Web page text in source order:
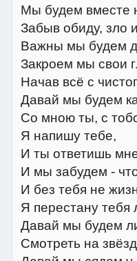
Мы будем вместе
Забыв обиду, зло и
Важны мы будем
Закроем мы свои
Начав всё с
Давай мы будем
Со мною ты, с
Я напишу тебе,
И ты ответишь
И мы забудем -
И без тебя не
Я перестану тебя
Давай мы будем
Смотреть на